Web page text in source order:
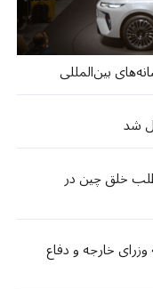
بین‌المللی
شد
خلق چین در
کامبوج اولین نشست مشترک «۲+۲» وزرای خارجه و دفاع